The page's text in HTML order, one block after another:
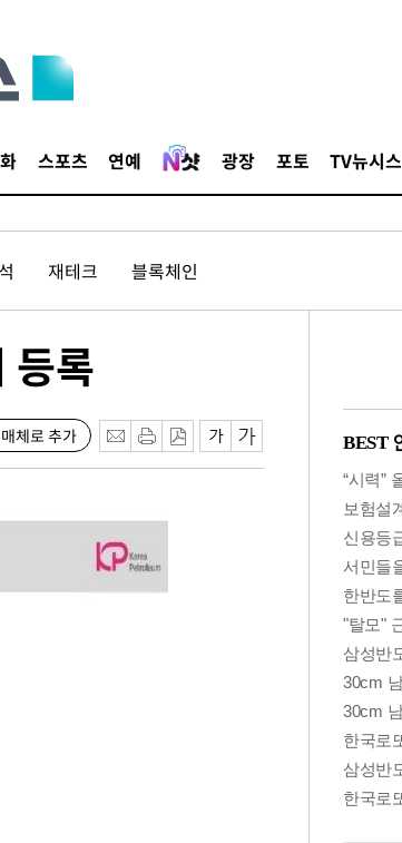
스포츠 연예 광장 포토 TV뉴시스
재테크 블록체인
등록
체로 추가